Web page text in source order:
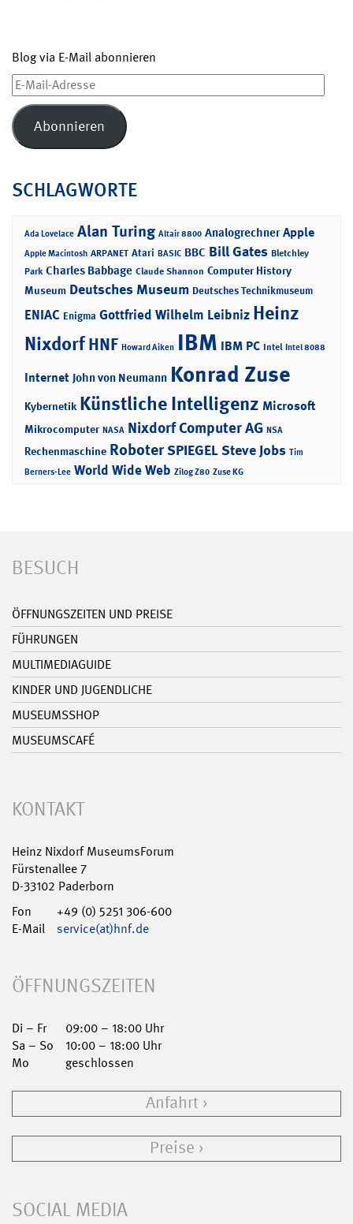
Blog via E-Mail abonnieren
E-
Mail-
Adresse
Abonnieren
SCHLAGWORTE
Ada Lovelace Alan Turing Altair 8800 Analogrechner Apple
Apple Macintosh ARPANET Atari BASIC BBC Bill Gates Bletchley
Park Charles Babbage Claude Shannon Computer History
Museum Deutsches Museum Deutsches Technikmuseum
ENIAC Enigma Gottfried Wilhelm Leibniz Heinz
NixdorfHNF Howard Aiken IBM IBM PC Intel Intel 8088
Internet John von Neumann Konrad Zuse
Kybernetik Künstliche Intelligenz Microsoft
Mikrocomputer NASA Nixdorf Computer AG NSA
Rechenmaschine RoboterSPIEGELSteve Jobs Tim
Berners-Lee World Wide Web Zilog Z80 Zuse KG
BESUCH
ÖFFNUNGSZEITEN UND PREISE
FÜHRUNGEN
MULTIMEDIAGUIDE
KINDER UND JUGENDLICHE
MUSEUMSSHOP
MUSEUMSCAFÉ
KONTAKT
Heinz Nixdorf MuseumsForum
Fürstenallee 7
D-33102 Paderborn
Fon
+49 (0) 5251 306-600
E-Mail
service(at)hnf.de
ÖFFNUNGSZEITEN
Di – Fr
09:00 – 18:00 Uhr
Sa – So
10:00 – 18:00 Uhr
Mo
geschlossen
Anfahrt
Preise
SOCIAL MEDIA